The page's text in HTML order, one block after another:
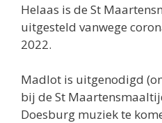
Helaas is de St
uitgesteld vanwege
2022.
Madlot is uitgenodigd
bij de St
Doesburg muziek te